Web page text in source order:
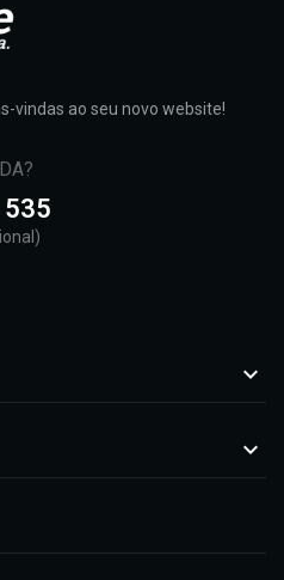
vindas ao seu novo website!

